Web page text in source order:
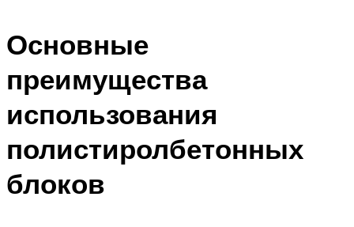
Основные
преимущества
использования
полистиролбетонных
блоков